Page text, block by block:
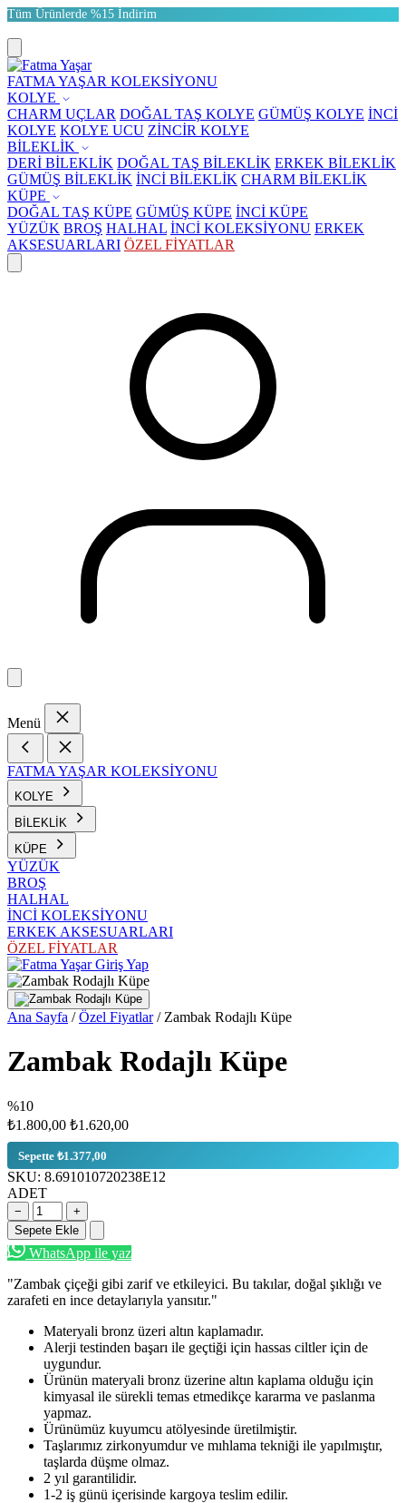
Tüm Ürünlerde %15 İndirim
FATMA YAŞAR KOLEKSİYONU
KOLYE
CHARM UÇLAR DOĞAL TAŞ KOLYE GÜMÜŞ KOLYE İNCİ
KOLYE KOLYE UCU ZİNCİR KOLYE
BİLEKLİK
DERİ BİLEKLİK DOĞAL TAŞ BİLEKLİK ERKEK BİLEKLİK
GÜMÜŞ BİLEKLİK İNCİ BİLEKLİK CHARM BİLEKLİK
KÜPE
DOĞAL TAŞ KÜPE GÜMÜŞ KÜPE İNCİ KÜPE
YÜZÜK BROŞ HALHAL İNCİ KOLEKSİYONU ERKEK
AKSESUARLARI ÖZEL FİYATLAR
Menü
FATMA YAŞAR KOLEKSİYONU
KOLYE
BİLEKLİK
KÜPE
YÜZÜK
BROŞ
HALHAL
İNCİ KOLEKSİYONU
ERKEK AKSESUARLARI
ÖZEL FİYATLAR
Giriş Yap
Ana Sayfa / Özel Fiyatlar / Zambak Rodajlı Küpe
Zambak Rodajlı Küpe
%10
₺1.800,00 ₺1.620,00
Sepette ₺1.377,00
SKU: 8.691010720238E12
ADET
−
+
Sepete Ekle
WhatsApp ile yaz
"Zambak çiçeği gibi zarif ve etkileyici. Bu takılar, doğal şıklığı ve
zarafeti en ince detaylarıyla yansıtır."
Materyali bronz üzeri altın kaplamadır.
Alerji testinden başarı ile geçtiği için hassas ciltler için de
uygundur.
Ürünün materyali bronz üzerine altın kaplama olduğu için
kimyasal ile sürekli temas etmedikçe kararma ve paslanma
yapmaz.
Ürünümüz kuyumcu atölyesinde üretilmiştir.
Taşlarımız zirkonyumdur ve mıhlama tekniği ile yapılmıştır,
taşlarda düşme olmaz.
2 yıl garantilidir.
1-2 iş günü içerisinde kargoya teslim edilir.